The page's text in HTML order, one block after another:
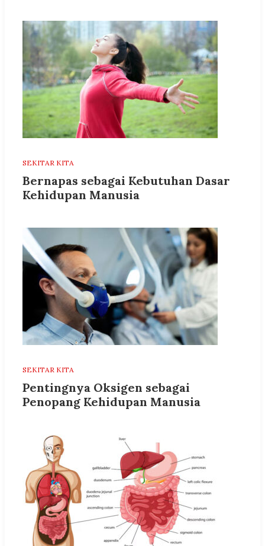
SEKITAR KITA
Bernapas sebagai Kebutuhan Dasar
Kehidupan Manusia
SEKITAR KITA
Pentingnya Oksigen sebagai
Penopang Kehidupan Manusia